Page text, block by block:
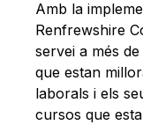
Amb la
Renfrewshire
servei a més
que estan
laborals i els
cursos que